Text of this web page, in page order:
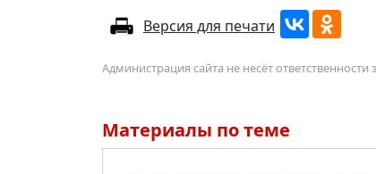
Версия для печати
Администрация сайта не несёт
Материалы по теме